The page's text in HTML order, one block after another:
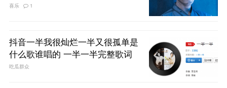
喜乐 1
抖音一半我很灿烂一半又很孤单是
什么歌谁唱的 一半一半完整歌词
吃瓜群众